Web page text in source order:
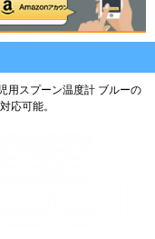
用スプーン温度計 ブルーの
応可能。